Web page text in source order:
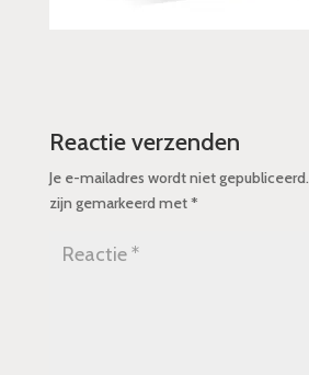
Reactie verzenden
Je e-mailadres wordt niet gepubliceerd.
zijn gemarkeerd met*